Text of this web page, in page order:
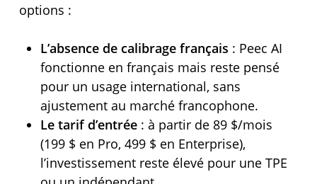
options :
L’absence de calibrage français : Peec AI
fonctionne en français mais reste pensé
pour un usage international, sans
ajustement au marché francophone.
Le tarif d’entrée: à partir de 89 $/mois
(199 $ en Pro, 499 $ en Enterprise),
l’investissement reste élevé pour une TPE